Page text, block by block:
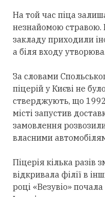
На той час піца
незнайомою стравою.
закладу приходили
а біля входу
За словами
піцерій у Києві не
стверджують, що
місті запустив
замовлення
власними
Піцерія кілька разів
відкривала філії в
році «Везувіо»